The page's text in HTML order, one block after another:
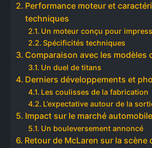
Performance moteur et
techniques
Un moteur conçu pour
Spécificités techniques
Comparaison avec les modèles
Un duel de titans
Derniers développements et
Les coulisses de la fabrication
L’expectative autour de la
Impact sur le marché
Un bouleversement annoncé
Retour de McLaren sur la scène